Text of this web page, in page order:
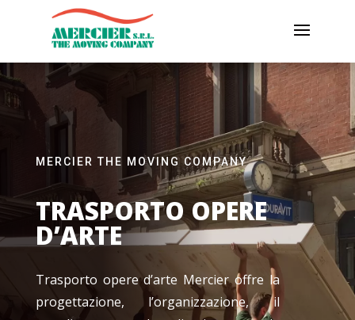
MERCIER THE MOVING COMPANY
TRASPORTO OPERE
D’ARTE
Trasporto opere d’arte Mercier offre la
progettazione, l’organizzazione, il